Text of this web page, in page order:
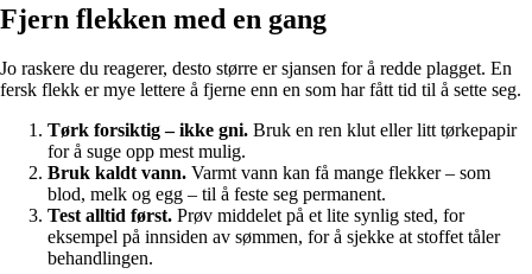
Fjern flekken med en gang
Jo raskere du reagerer, desto større er sjansen for å redde plagget. En
fersk flekk er mye lettere å fjerne enn en som har fått tid til å sette seg.
Tørk forsiktig – ikke gni. Bruk en ren klut eller litt tørkepapir
for å suge opp mest mulig.
Bruk kaldt vann. Varmt vann kan få mange flekker – som
blod, melk og egg – til å feste seg permanent.
Test alltid først. Prøv middelet på et lite synlig sted, for
eksempel på innsiden av sømmen, for å sjekke at stoffet tåler
behandlingen.